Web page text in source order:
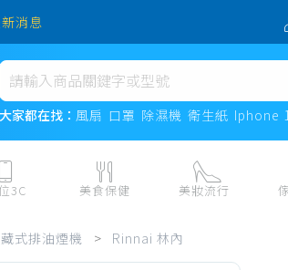
消息
大家都在找： 風扇 口罩 除濕機 衛生紙 Iphone
熱門搜尋
風扇
口罩
衛生紙
3C 美食保健 美妝流行
式排油煙機 > Rinnai 林內